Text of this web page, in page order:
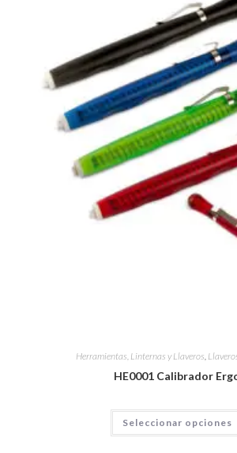
Herramientas, Linternas y Llaveros
HE0001 Calibrador
Seleccionar opciones